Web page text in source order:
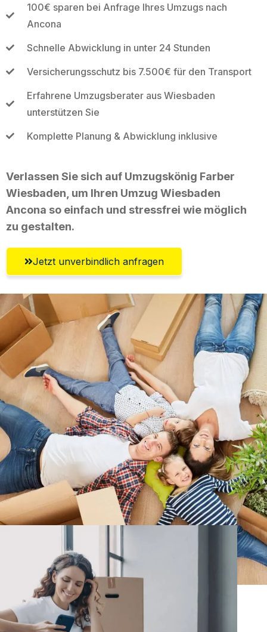
100€ sparen bei Anfrage Ihres Umzugs nach
Ancona
Schnelle Abwicklung in unter 24 Stunden
Versicherungsschutz bis 7.500€ für den Transport
Erfahrene Umzugsberater aus Wiesbaden
unterstützen Sie
Komplette Planung & Abwicklung inklusive
Verlassen Sie sich auf Umzugskönig Farber
Wiesbaden, um Ihren Umzug Wiesbaden
Ancona so einfach und stressfrei wie möglich
zu gestalten.
Jetzt unverbindlich anfragen